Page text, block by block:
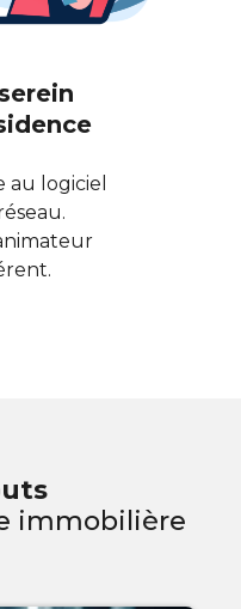
au logiciel
immobilière